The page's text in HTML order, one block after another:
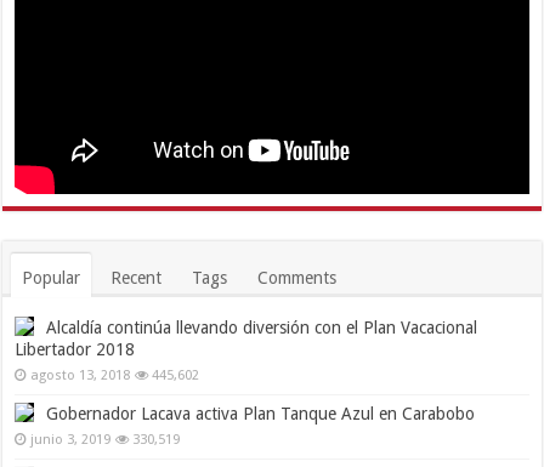
Popular Recent Tags Comments
Alcaldía continúa llevando diversión con el Plan Vacacional
Libertador 2018
agosto 13, 2018 445,602
Gobernador Lacava activa Plan Tanque Azul en Carabobo
junio 3, 2019 330,519